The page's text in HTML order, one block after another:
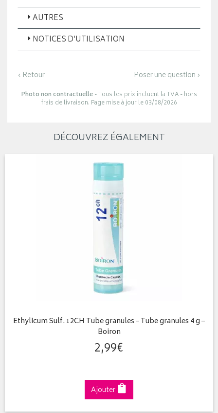
AUTRES
NOTICES D’UTILISATION
‹ Retour Poser une question ›
Photo non contractuelle- Tous les prix incluent la TVA - hors
frais de livraison. Page mise à jour le 03/08/2026
DÉCOUVREZ ÉGALEMENT
Ethylicum Sulf. 12CH Tube granules – Tube granules 4 g –
Boiron
2,99€
Ajouter